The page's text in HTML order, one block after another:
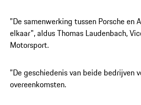
"De samenwerking tussen Porsche en
elkaar", aldus Thomas Laudenbach,
Motorsport.
"De geschiedenis van beide bedrijven
overeenkomsten.